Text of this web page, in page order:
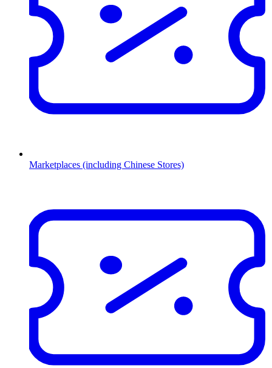
Marketplaces (including Chinese Stores)